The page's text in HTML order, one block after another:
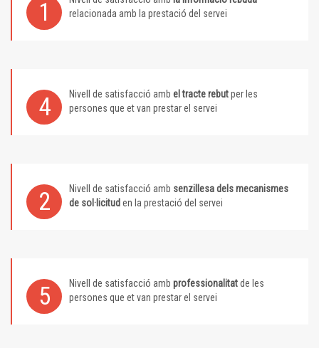
1
relacionada amb la prestació del servei
4 Nivell de satisfacció amb el tracte rebutper les
persones que et van prestar el servei
2 Nivell de satisfacció amb senzillesa dels mecanismes
de sol·licitud en la prestació del servei
5 Nivell de satisfacció amb professionalitatde les
persones que et van prestar el servei